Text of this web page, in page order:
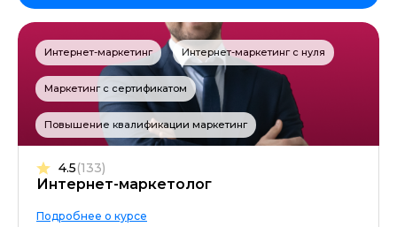
Интернет-маркетинг Интернет-маркетинг с нуля
Маркетинг с сертификатом
Повышение квалификации маркетинг
Интернет-маркетолог
4.5(133)
Подробнее о курсе